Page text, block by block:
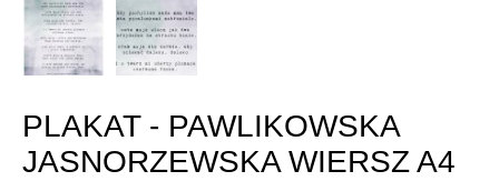
PLAKAT - PAWLIKOWSKA
JASNORZEWSKA WIERSZ A4